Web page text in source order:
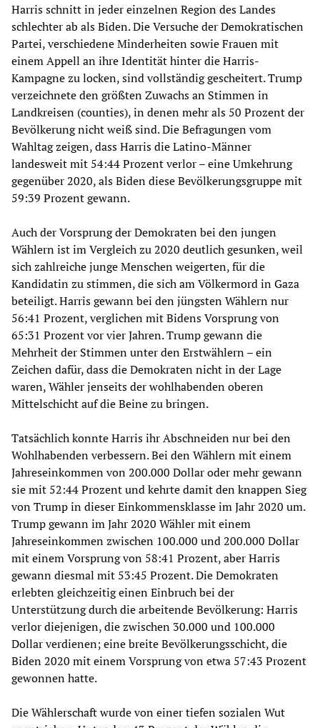
Harris schnitt in jeder einzelnen Region des Landes
schlechter ab als Biden. Die Versuche der Demokratischen
Partei, verschiedene Minderheiten sowie Frauen mit
einem Appell an ihre Identität hinter die Harris-
Kampagne zu locken, sind vollständig gescheitert. Trump
verzeichnete den größten Zuwachs an Stimmen in
Landkreisen (counties), in denen mehr als 50 Prozent der
Bevölkerung nicht weiß sind. Die Befragungen vom
Wahltag zeigen, dass Harris die Latino-Männer
landesweit mit 54:44 Prozent verlor – eine Umkehrung
gegenüber 2020, als Biden diese Bevölkerungsgruppe mit
59:39 Prozent gewann.
Auch der Vorsprung der Demokraten bei den jungen
Wählern ist im Vergleich zu 2020 deutlich gesunken, weil
sich zahlreiche junge Menschen weigerten, für die
Kandidatin zu stimmen, die sich am Völkermord in Gaza
beteiligt. Harris gewann bei den jüngsten Wählern nur
56:41 Prozent, verglichen mit Bidens Vorsprung von
65:31 Prozent vor vier Jahren. Trump gewann die
Mehrheit der Stimmen unter den Erstwählern – ein
Zeichen dafür, dass die Demokraten nicht in der Lage
waren, Wähler jenseits der wohlhabenden oberen
Mittelschicht auf die Beine zu bringen.
Tatsächlich konnte Harris ihr Abschneiden nur bei den
Wohlhabenden verbessern. Bei den Wählern mit einem
Jahreseinkommen von 200.000 Dollar oder mehr gewann
sie mit 52:44 Prozent und kehrte damit den knappen Sieg
von Trump in dieser Einkommensklasse im Jahr 2020 um.
Trump gewann im Jahr 2020 Wähler mit einem
Jahreseinkommen zwischen 100.000 und 200.000 Dollar
mit einem Vorsprung von 58:41 Prozent, aber Harris
gewann diesmal mit 53:45 Prozent. Die Demokraten
erlebten gleichzeitig einen Einbruch bei der
Unterstützung durch die arbeitende Bevölkerung: Harris
verlor diejenigen, die zwischen 30.000 und 100.000
Dollar verdienen; eine breite Bevölkerungsschicht, die
Biden 2020 mit einem Vorsprung von etwa 57:43 Prozent
gewonnen hatte.
Die Wählerschaft wurde von einer tiefen sozialen Wut